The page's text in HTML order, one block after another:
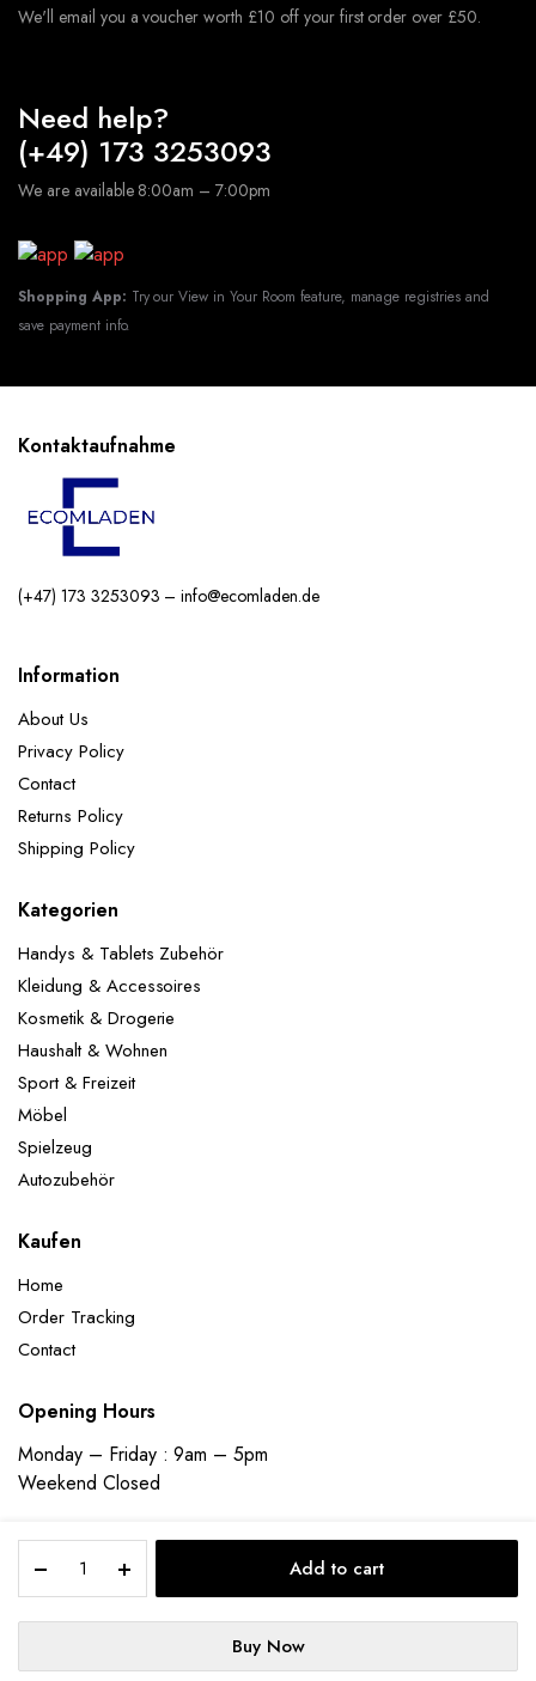
Warm
gefütterte
Wintermütze
Add to cart
Buy Now
We'll email you a voucher worth £10 off your first order over £50.
Need help?
(+49) 173 3253093
We are available 8:00am – 7:00pm
Shopping App: Try our View in Your Room feature, manage registries and
save payment info.
Kontaktaufnahme
(+47) 173 3253093 – info@ecomladen.de
Information
About Us
Privacy Policy
Contact
Returns Policy
Shipping Policy
Kategorien
Handys & Tablets Zubehör
Kleidung & Accessoires
Kosmetik & Drogerie
Haushalt & Wohnen
Sport & Freizeit
Möbel
Spielzeug
Autozubehör
Kaufen
Home
Order Tracking
Contact
Opening Hours
Monday – Friday : 9am – 5pm
Weekend Closed
Bee Technologies Pvt Ltd
STORE SEARCH WISHLIST ACCOUNT CATEGORIES